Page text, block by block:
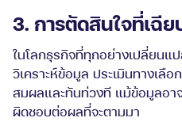
3. การตัดสินใจที่เฉี
ในโลกธุรกิจที่ทุกอย่างเปลี่ยนแ
วิเคราะห์ข้อมูล ประเมินทางเลื
สมผลและทันท่วงที แม้ข้อมูลอ
ผิดชอบต่อผลที่จะตามมา